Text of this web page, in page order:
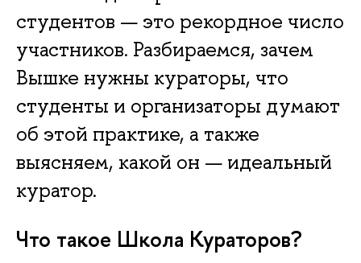
студентов — это рекордное число
участников. Разбираемся, зачем
Вышке нужны кураторы, что
студенты и организаторы думают
об этой практике, а также
выясняем, какой он — идеальный
куратор.
Что такое Школа Кураторов?